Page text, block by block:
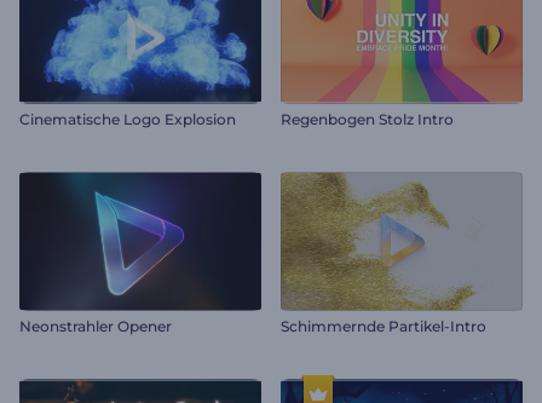
Cinematische Logo Explosion Regenbogen Stolz Intro
Neonstrahler Opener Schimmernde Partikel-Intro